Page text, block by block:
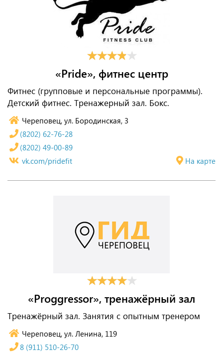
«Pride», фитнес центр
Фитнес (групповые и персональные программы).
Детский фитнес. Тренажерный зал. Бокс.
Череповец, ул. Бородинская, 3
На карте
(8202) 62-76-28
(8202) 49-00-89
vk.com/pridefit
«Proggressor», тренажёрный зал
Тренажёрный зал. Занятия с опытным тренером
Череповец, ул. Ленина, 119
8 (911) 510-26-70